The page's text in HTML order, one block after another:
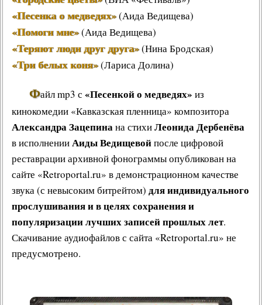
«Песенка о медведях»(Аида Ведищева)
«Помоги мне»(Аида Ведищева)
«Теряют люди друг друга»(Нина Бродская)
«Три белых коня»(Лариса Долина)
Файл mp3 с «Песенкой о медведях» из
кинокомедии «Кавказская пленница» композитора
Александра Зацепинана стихиЛеонида Дербенёва
в исполненииАиды Ведищевойпосле цифровой
реставрации архивной фонограммы опубликован на
сайте «Retroportal.ru» в демонстрационном качестве
звука (с невысоким битрейтом) для индивидуального
прослушивания и в целях сохранения и
популяризации лучших записей прошлых лет.
Скачивание аудиофайлов с сайта «Retroportal.ru» не
предусмотрено.